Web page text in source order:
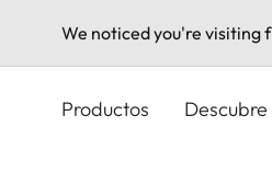
We noticed you're visiting
Productos